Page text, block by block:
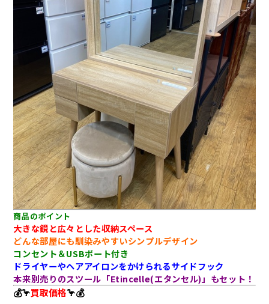
商品のポイント
大きな鏡と広々とした収納スペース
どんな部屋にも馴染みやすいシンプルデザイン
コンセント＆USBポート付き
ドライヤーやヘアアイロンをかけられるサイドフック
本来別売りのスツール「Etincelle(エタンセル)」もセット！
💰🦩買取価格🦩💰